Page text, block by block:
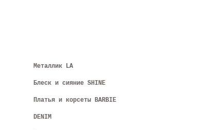
Металлик LA
Блеск и сияние SHINE
Платья и корсеты BARBIE
DENIM